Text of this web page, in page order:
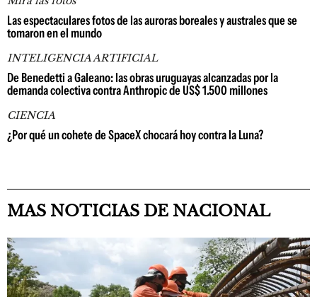
Las espectaculares fotos de las auroras boreales y australes que se
tomaron en el mundo
INTELIGENCIA ARTIFICIAL
De Benedetti a Galeano: las obras uruguayas alcanzadas por la
demanda colectiva contra Anthropic de US$ 1.500 millones
CIENCIA
¿Por qué un cohete de SpaceX chocará hoy contra la Luna?
MAS NOTICIAS DE NACIONAL